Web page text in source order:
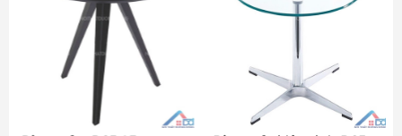
D500 x H550 mm, sản phẩm này phản ánh sự tinh
tế và sang trọng qua từng đường nét.
Mặt bàn được làm từ kính cường lực, đảm bảo độ
bền và an toàn cao hơn nhiều so với kính thông
thường. Khả năng chịu lực của kính cường lực gấp